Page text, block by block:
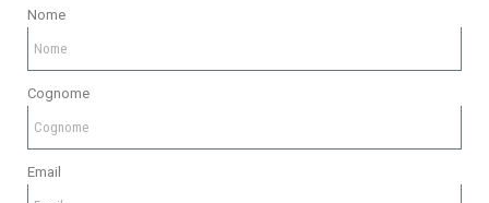
Nome
Cognome
Email